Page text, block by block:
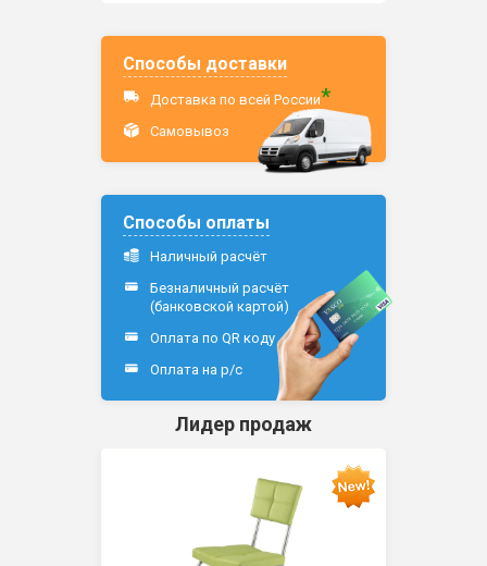
Способы доставки
Доставка по всей России*
Самовывоз
Способы оплаты
Наличный расчёт
Безналичный расчёт
(банковской картой)
Оплата по QR коду
Оплата на р/c
Лидер продаж